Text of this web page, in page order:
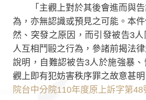
「主觀上對於其後會進而與
為，亦無認識或預見之可能。本
然、突發之原因，而引發被告3
人互相鬥毆之行為，參諸前揭法
說明，自難認被告3人於施強暴
觀上即有犯妨害秩序罪之故意甚明
院台中分院110年度原上訴字第48